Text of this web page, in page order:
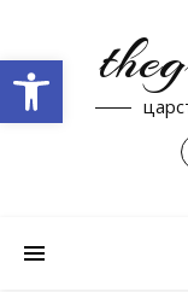
Open toolbar